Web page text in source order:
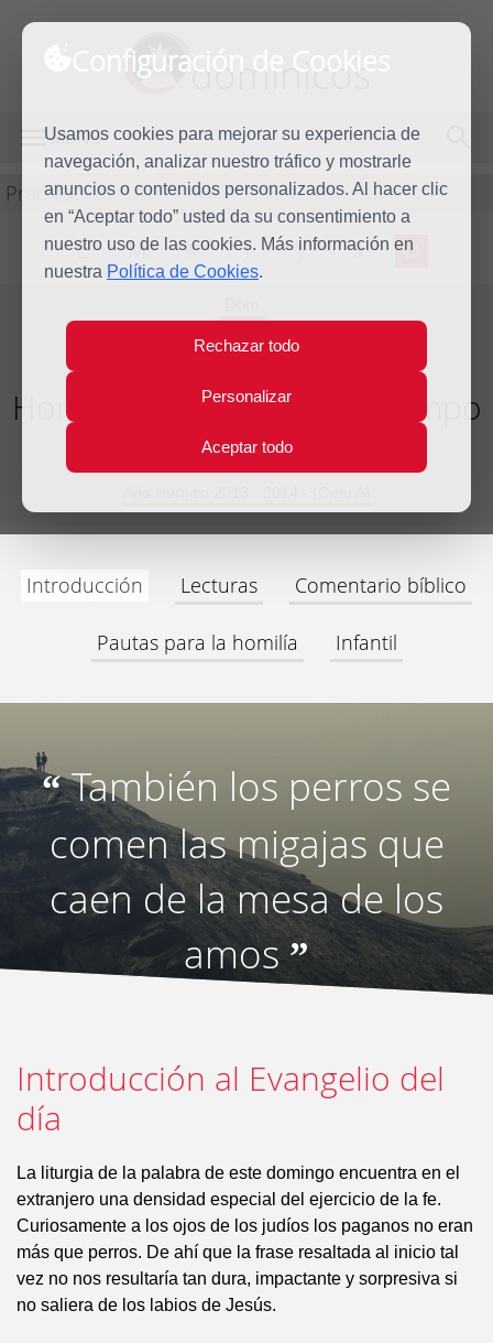
Configuración de Cookies
Usamos cookies para mejorar su experiencia de
navegación, analizar nuestro tráfico y mostrarle
anuncios o contenidos personalizados. Al hacer clic
en “Aceptar todo” usted da su consentimiento a
nuestro uso de las cookies. Más información en
nuestra Política de Cookies.
Rechazar todo
Personalizar
Aceptar todo
dominicos
MENÚ
Predicación
L M X J V S D
17
Ago
Homilía XX Domingo del tiempo
ordinario
Introducción Lecturas Comentario bíblico
Pautas para la homilía Infantil
“También los perros se
comen las migajas que
caen de la mesa de los
amos”
Introducción al Evangelio del
día
La liturgia de la palabra de este domingo encuentra en el
extranjero una densidad especial del ejercicio de la fe.
Curiosamente a los ojos de los judíos los paganos no eran
más que perros. De ahí que la frase resaltada al inicio tal
vez no nos resultaría tan dura, impactante y sorpresiva si
no saliera de los labios de Jesús.